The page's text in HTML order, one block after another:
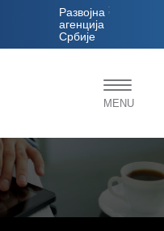
Развојна
агенција
Србије
;
Toggle
MENU